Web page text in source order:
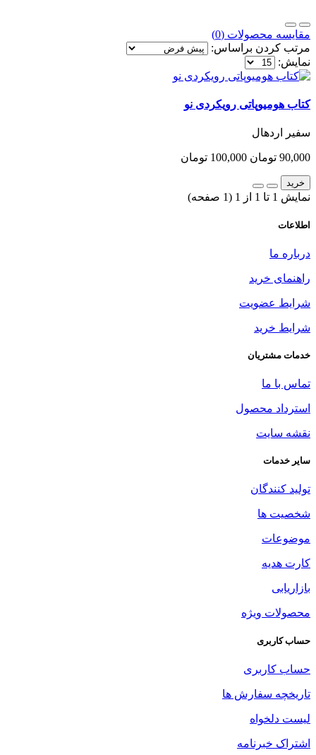
مقایسه محصولات (0)
مرتب کردن براساس:
نمایش:
کتاب هومیوپاتی رویکردی نو
سفیر اردهال
90,000 تومان 100,000 تومان
خرید
نمایش 1 تا 1 از 1 (1 صفحه)
اطلاعات
درباره ما
راهنمای خرید
شرایط عضویت
شرایط خرید
خدمات مشتریان
تماس با ما
استرداد محصول
نقشه سایت
سایر خدمات
تولید کنندگان
شخصیت ها
موضوعات
کارت هدیه
بازاریابی
محصولات ویژه
حساب کاربری
حساب کاربری
تاریخچه سفارش ها
لیست دلخواه
اشتراک خبرنامه